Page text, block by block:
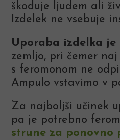
škoduje ljudem ali
Izdelek ne vsebuje
Uporaba izdelka je
zemljo, pri čemer
s feromonom ne
Ampulo vstavimo v
Za najboljši učinek
pa je potrebno
strune za ponovno